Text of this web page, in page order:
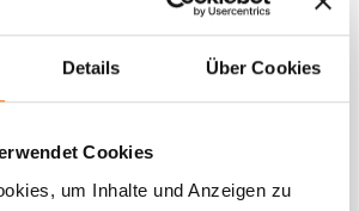
Details Über Cookies
Cookies
um Inhalte und Anzeigen zu